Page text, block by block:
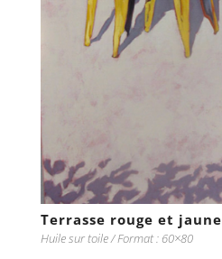
Terrasse rouge et jaune
Huile sur toile / Format : 60×80